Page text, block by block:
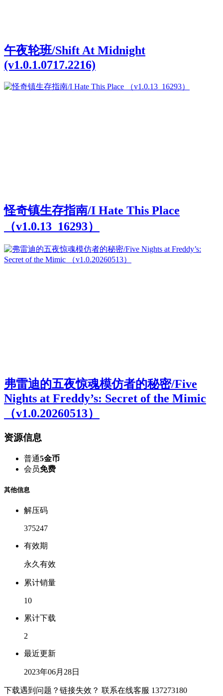
午夜轮班/Shift At Midnight
(v1.0.1.0717.2216)
怪奇镇生存指南/I Hate This Place
（v1.0.13_16293）
弗雷迪的五夜惊魂模仿者的秘密/Five
Nights at Freddy’s: Secret of the Mimic
（v1.0.20260513）
资源信息
普通5金币
会员免费
其他信息
解压码
375247
有效期
永久有效
累计销量
10
累计下载
2
最近更新
2023年06月28日
下载遇到问题？链接失效？ 联系在线客服 137273180